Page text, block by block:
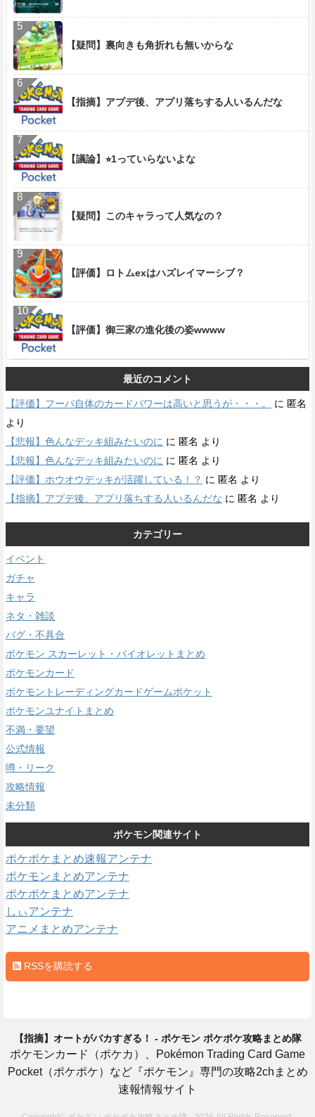
【疑問】裏向きも角折れも無いからな
【指摘】アプデ後、アプリ落ちする人いるんだな
【議論】⭐︎1っていらないよな
【疑問】このキャラって人気なの？
【評価】ロトムexはハズレイマーシブ？
【評価】御三家の進化後の姿wwww
最近のコメント
【評価】フーパ自体のカードパワーは高いと思うが・・・。 に 匿名
より
【悲報】色んなデッキ組みたいのに に 匿名 より
【悲報】色んなデッキ組みたいのに に 匿名 より
【評価】ホウオウデッキが活躍している！？ に 匿名 より
【指摘】アプデ後、アプリ落ちする人いるんだな に 匿名 より
カテゴリー
イベント
ガチャ
キャラ
ネタ・雑談
バグ・不具合
ポケモン スカーレット・バイオレットまとめ
ポケモンカード
ポケモントレーディングカードゲームポケット
ポケモンユナイトまとめ
不満・要望
公式情報
噂・リーク
攻略情報
未分類
ポケモン関連サイト
ポケポケまとめ速報アンテナ
ポケモンまとめアンテナ
ポケポケまとめアンテナ
しぃアンテナ
アニメまとめアンテナ
RSSを購読する
【指摘】オートがバカすぎる！ - ポケモン ポケポケ攻略まとめ隊
ポケモンカード（ポケカ）、Pokémon Trading Card Game
Pocket（ポケポケ）など『ポケモン』専門の攻略2chまとめ
速報情報サイト